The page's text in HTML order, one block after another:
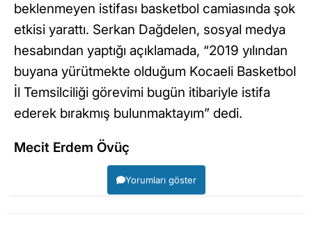
beklenmeyen istifası basketbol camiasında şok
etkisi yarattı. Serkan Dağdelen, sosyal medya
hesabından yaptığı açıklamada, “2019 yılından
buyana yürütmekte olduğum Kocaeli Basketbol
İl Temsilciliği görevimi bugün itibariyle istifa
ederek bırakmış bulunmaktayım” dedi.
Mecit Erdem Övüç
Yorumları göster